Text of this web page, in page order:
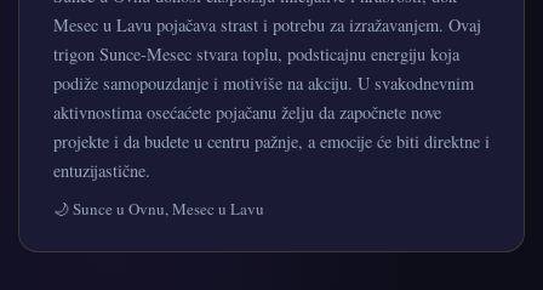
Mesec u Lavu pojačava strast i potrebu za izražavanjem. Ovaj
trigon Sunce‑Mesec stvara toplu, podsticajnu energiju koja
podiže samopouzdanje i motiviše na akciju. U svakodnevnim
aktivnostima osećaćete pojačanu želju da započnete nove
projekte i da budete u centru pažnje, a emocije će biti direktne i
entuzijastične.
🌙 Sunce u Ovnu, Mesec u Lavu